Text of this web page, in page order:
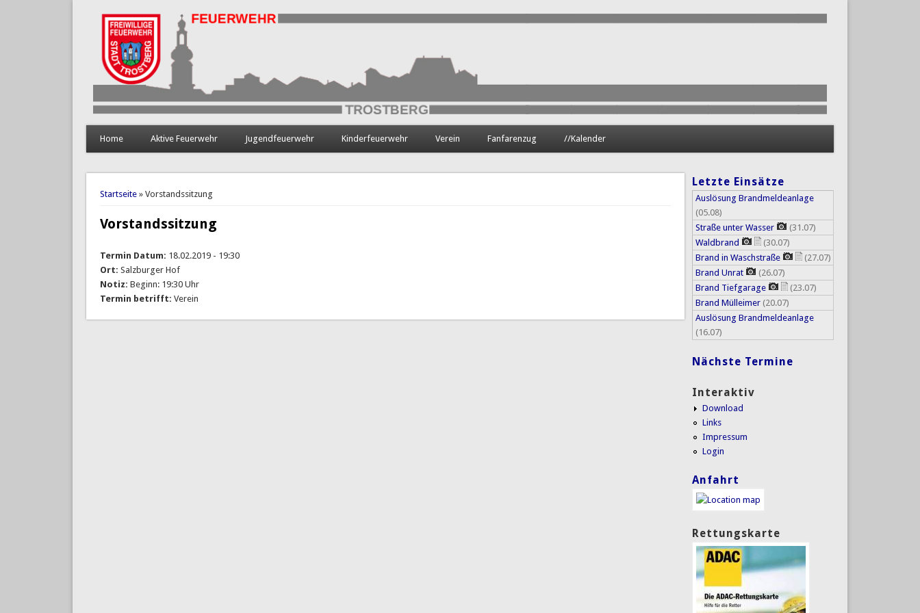
Home Aktive Feuerwehr Jugendfeuerwehr Kinderfeuerwehr Verein Fanfarenzug //Kalender
Sie sind hier
Startseite» Vorstandssitzung
Vorstandssitzung
Termin Datum: 18.02.2019 - 19:30
Ort: Salzburger Hof
Notiz: Beginn: 19:30 Uhr
Termin betrifft: Verein
Letzte Einsätze
Auslösung Brandmeldeanlage
(05.08)
Straße unter Wasser
(31.07)
Waldbrand
(30.07)
Brand in Waschstraße
(27.07)
Brand Unrat
(26.07)
Brand Tiefgarage
(23.07)
Brand Mülleimer (20.07)
Auslösung Brandmeldeanlage
(16.07)
Nächste Termine
Interaktiv
Download
Links
Impressum
Login
Anfahrt
Rettungskarte